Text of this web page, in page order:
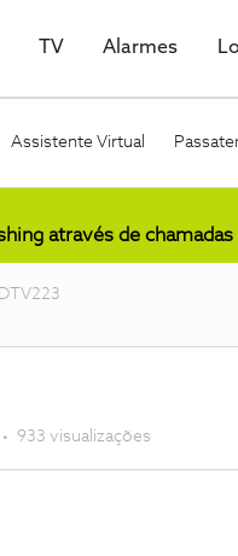
TV Alarmes
Assistente Virtual
através de
933 visualizações